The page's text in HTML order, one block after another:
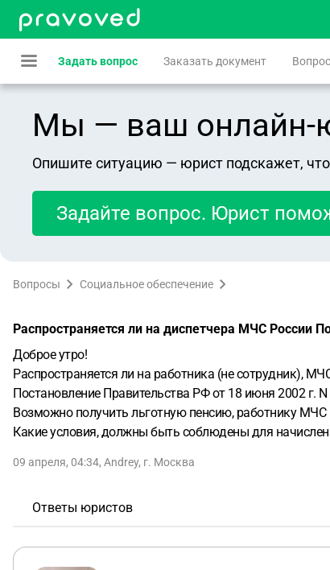
Задать вопрос Заказать документ
Мы — ваш онлайн-
Опишите ситуацию — юрист подскажет,
Задайте вопрос. Юрист
Вопросы Социальное обеспечение
Распространяется ли на диспетчера МЧС России
Доброе утро!
Распространяется ли на работника (не сотрудник),
Постановление Правительства РФ от 18 июня 2002 г. N
Возможно получить льготную пенсию, работнику МЧС
Какие условия, должны быть соблюдены для
09 апреля, 04:34, Andrey, г. Москва
Ответы юристов